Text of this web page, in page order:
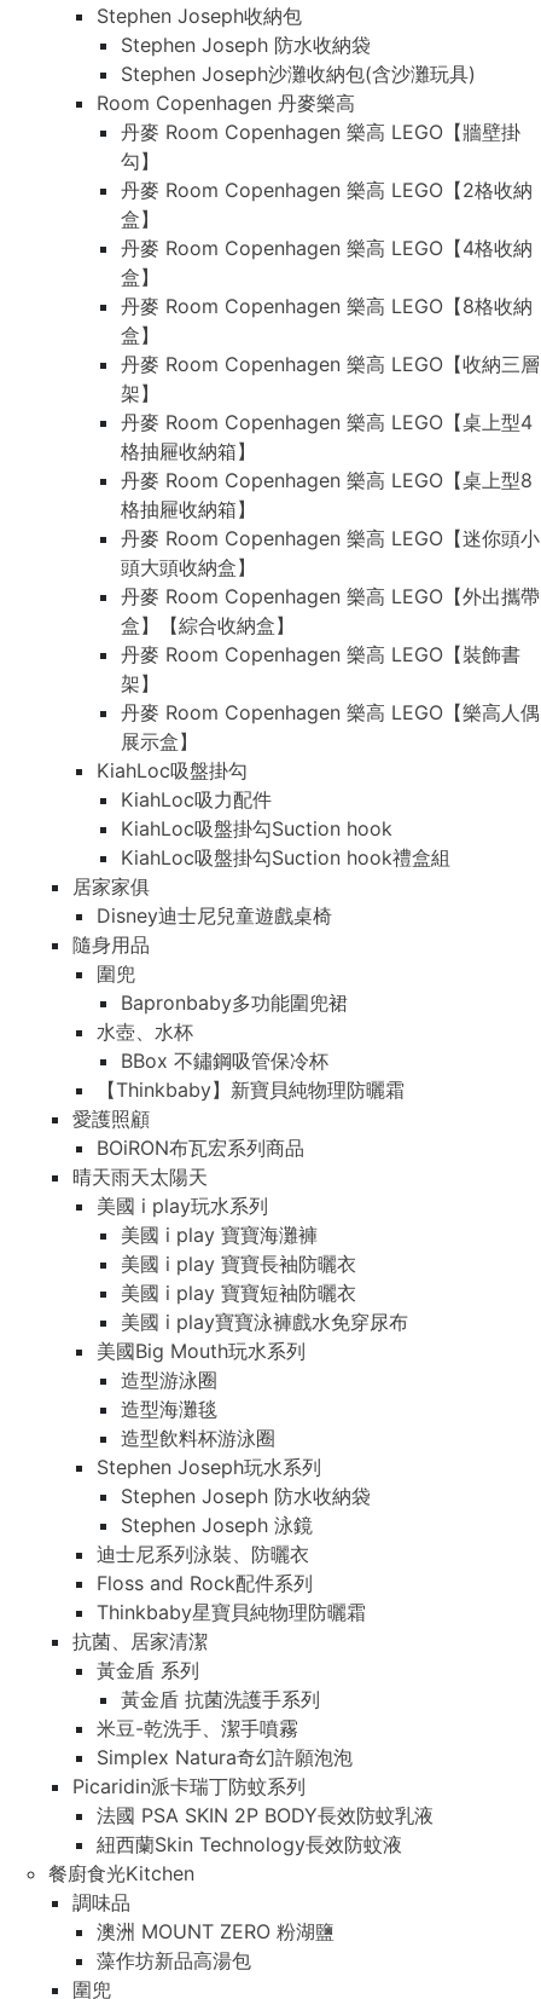
Stephen Joseph收納包
Stephen Joseph 防水收納袋
Stephen Joseph沙灘收納包(含沙灘玩具)
Room Copenhagen 丹麥樂高
丹麥 Room Copenhagen 樂高 LEGO【牆壁掛
勾】
丹麥 Room Copenhagen 樂高 LEGO【2格收納
盒】
丹麥 Room Copenhagen 樂高 LEGO【4格收納
盒】
丹麥 Room Copenhagen 樂高 LEGO【8格收納
盒】
丹麥 Room Copenhagen 樂高 LEGO【收納三層
架】
丹麥 Room Copenhagen 樂高 LEGO【桌上型4
格抽屜收納箱】
丹麥 Room Copenhagen 樂高 LEGO【桌上型8
格抽屜收納箱】
丹麥 Room Copenhagen 樂高 LEGO【迷你頭小
頭大頭收納盒】
丹麥 Room Copenhagen 樂高 LEGO【外出攜帶
盒】【綜合收納盒】
丹麥 Room Copenhagen 樂高 LEGO【裝飾書
架】
丹麥 Room Copenhagen 樂高 LEGO【樂高人偶
展示盒】
KiahLoc吸盤掛勾
KiahLoc吸力配件
KiahLoc吸盤掛勾Suction hook
KiahLoc吸盤掛勾Suction hook禮盒組
居家家俱
Disney迪士尼兒童遊戲桌椅
隨身用品
圍兜
Bapronbaby多功能圍兜裙
水壺、水杯
BBox 不鏽鋼吸管保冷杯
【Thinkbaby】新寶貝純物理防曬霜
愛護照顧
BOiRON布瓦宏系列商品
晴天雨天太陽天
美國 i play玩水系列
美國 i play 寶寶海灘褲
美國 i play 寶寶長袖防曬衣
美國 i play 寶寶短袖防曬衣
美國 i play寶寶泳褲戲水免穿尿布
美國Big Mouth玩水系列
造型游泳圈
造型海灘毯
造型飲料杯游泳圈
Stephen Joseph玩水系列
Stephen Joseph 防水收納袋
Stephen Joseph 泳鏡
迪士尼系列泳裝、防曬衣
Floss and Rock配件系列
Thinkbaby星寶貝純物理防曬霜
抗菌、居家清潔
黃金盾 系列
黃金盾 抗菌洗護手系列
米豆-乾洗手、潔手噴霧
Simplex Natura奇幻許願泡泡
Picaridin派卡瑞丁防蚊系列
法國 PSA SKIN 2P BODY長效防蚊乳液
紐西蘭Skin Technology長效防蚊液
餐廚食光Kitchen
調味品
澳洲 MOUNT ZERO 粉湖鹽
藻作坊新品高湯包
圍兜